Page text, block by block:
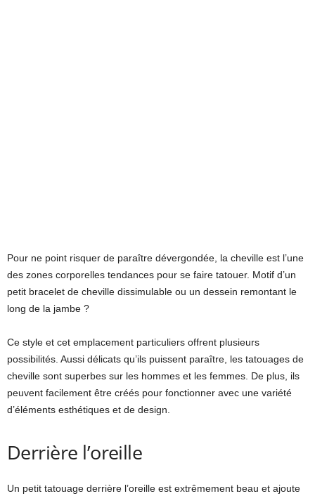
Pour ne point risquer de paraître dévergondée, la cheville est l’une
des zones corporelles tendances pour se faire tatouer. Motif d’un
petit bracelet de cheville dissimulable ou un dessein remontant le
long de la jambe ?
Ce style et cet emplacement particuliers offrent plusieurs
possibilités. Aussi délicats qu’ils puissent paraître, les tatouages de
cheville sont superbes sur les hommes et les femmes. De plus, ils
peuvent facilement être créés pour fonctionner avec une variété
d’éléments esthétiques et de design.
Derrière l’oreille
Un petit tatouage derrière l’oreille est extrêmement beau et ajoute